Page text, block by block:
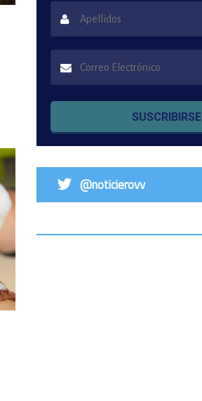
SUSCRIBIRSE
@noticierovv